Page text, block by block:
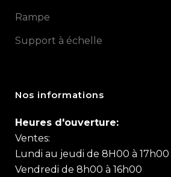
Rampe
Support à échelle
Nos informations
Heures d'ouverture:
Ventes:
Lundi au jeudi de 8H00 à 17h00
Vendredi de 8h00 à 16h00